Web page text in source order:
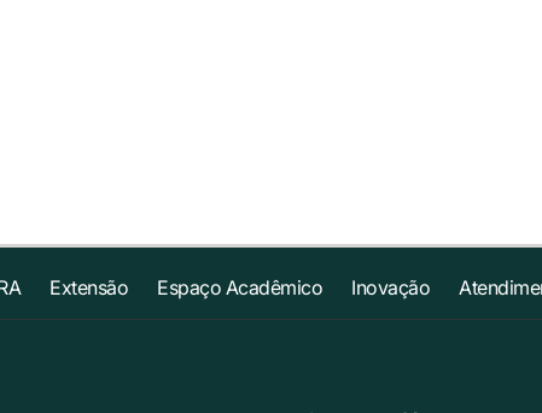
Extensão Espaço Acadêmico Inovação